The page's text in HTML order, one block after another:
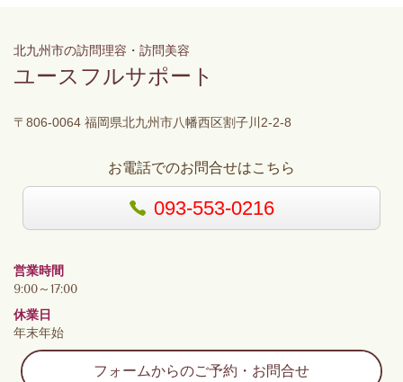
北九州市の訪問理容・訪問美容
ユースフルサポート
〒806-0064 福岡県北九州市八幡西区割子川2-2-8
お電話でのお問合せはこちら
093-553-0216
営業時間
9:00～17:00
休業日
年末年始
フォームからのご予約・お問合せ